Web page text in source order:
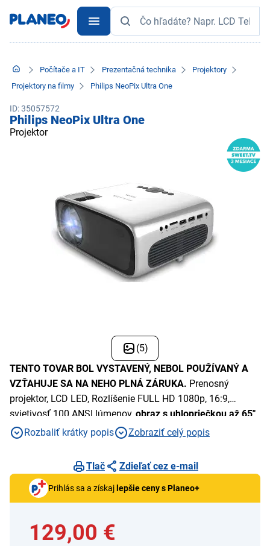
Počítače a IT Prezentačná technika
Projektory
Projektory na filmy
Philips NeoPix Ultra One
ID: 35057572
Philips NeoPix Ultra One
Projektor
(5)
TENTO TOVAR BOL VYSTAVENÝ, NEBOL POUŽÍVANÝ A
VZŤAHUJE SA NA NEHO PLNÁ ZÁRUKA. Prenosný
projektor, LCD LED, Rozlíšenie FULL HD 1080p, 16:9,
svietivosť 100 ANSI lúmenov, obraz s uhlopriečkou až 65"
USB-A, 2xHDMI,reproduktory 2x5W, Android TV
Rozbaliť krátky popis Zobraziť celý popis
Tlač Zdieľať cez e-mail
Prihlás sa a získaj lepšie ceny s Planeo+
129,00 €